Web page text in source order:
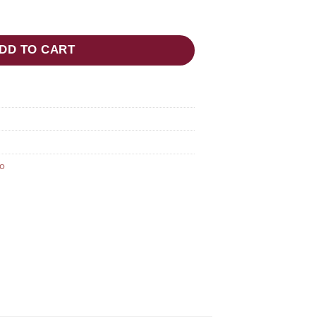
TO CART